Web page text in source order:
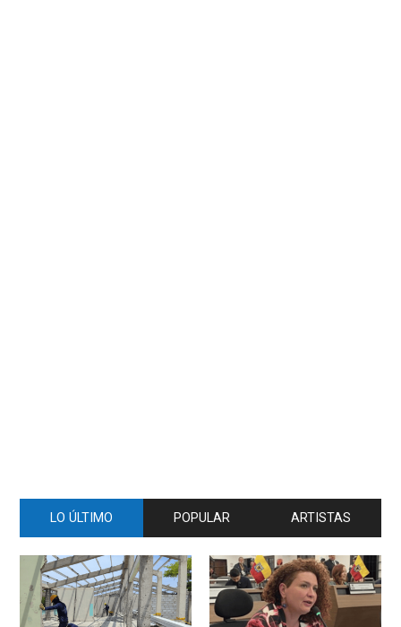
LO ÚLTIMO POPULAR ARTISTAS